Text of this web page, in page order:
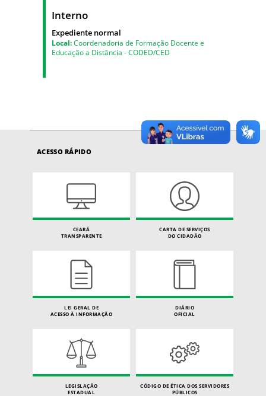
Interno
Expediente normal
Local:Coordenadoria de Formação Docente e
Educação a Distância - CODED/CED
ACESSO RÁPIDO
CEARÁ
TRANSPARENTE
CARTA DE SERVIÇOS
DO CIDADÃO
LEI GERAL DE
ACESSO À INFORMAÇÃO
DIÁRIO
OFICIAL
LEGISLAÇÃO
ESTADUAL
CÓDIGO DE ÉTICA DOS SERVIDORES
PÚBLICOS